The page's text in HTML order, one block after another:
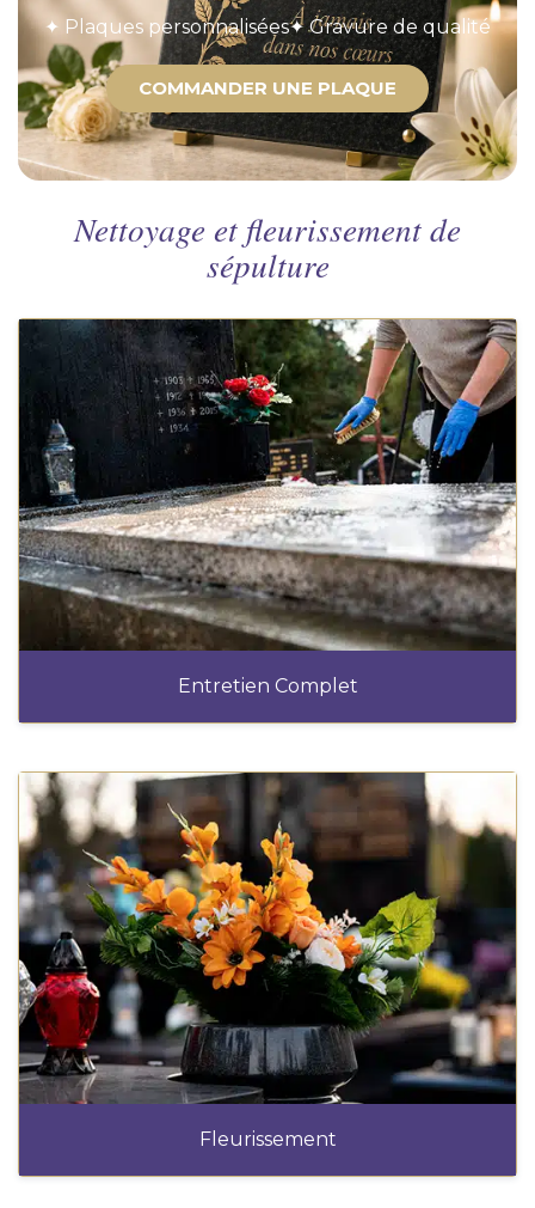
✦ Plaques personnalisées✦ Gravure de qualité
COMMANDER UNE PLAQUE
Nettoyage et fleurissement de
sépulture
Entretien Complet
Fleurissement